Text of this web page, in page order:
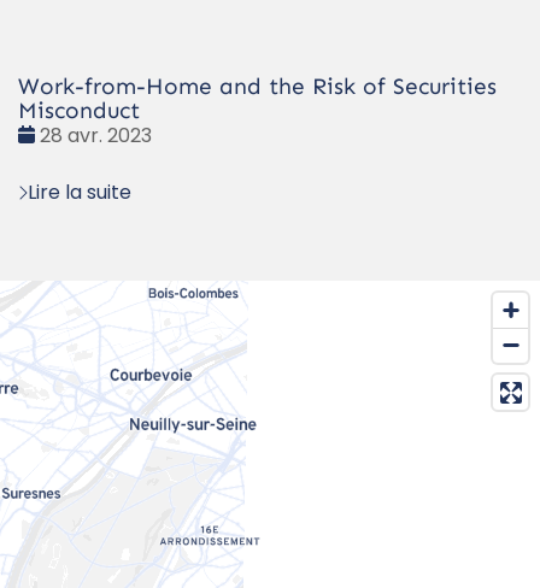
Work-from-Home and the Risk of Securities
Misconduct
Date
28 avr. 2023
Lire la suite